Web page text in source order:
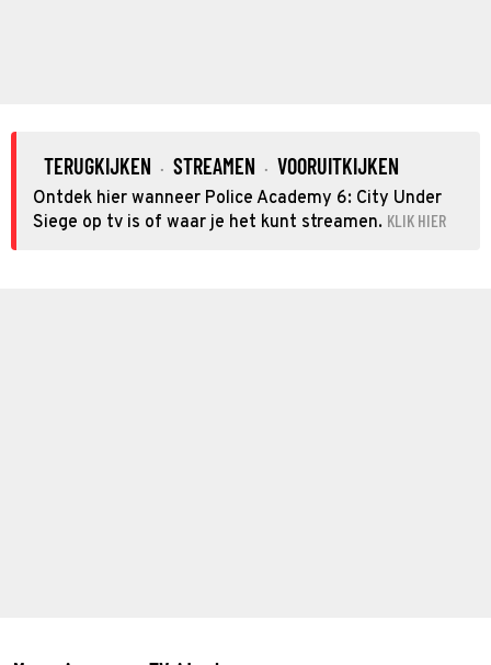
TERUGKIJKEN · STREAMEN · VOORUITKIJKEN
Ontdek hier wanneer Police Academy 6: City Under
Siege op tv is of waar je het kunt streamen. KLIK HIER